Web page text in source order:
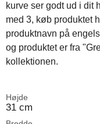
kurve ser godt ud i dit
med 3, køb produktet
produktnavn på
og produktet er fra
kollektionen.
Højde
31 cm